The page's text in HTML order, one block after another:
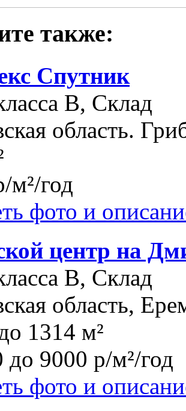
также:
Спутник
B, Склад
область.
м²/год
фото и
центр на
B, Склад
область,
1314 м²
до 9000 р/м²/год
фото и